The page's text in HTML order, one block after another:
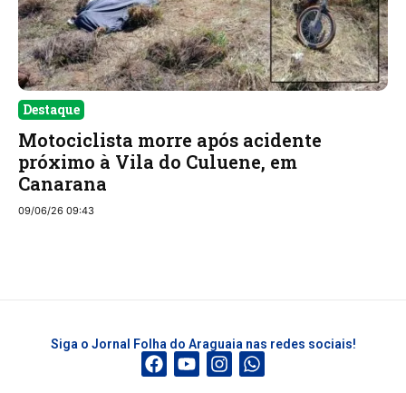
Destaque
Motociclista morre após acidente
próximo à Vila do Culuene, em
Canarana
09/06/26 09:43
Siga o Jornal Folha do Araguaia nas redes sociais!